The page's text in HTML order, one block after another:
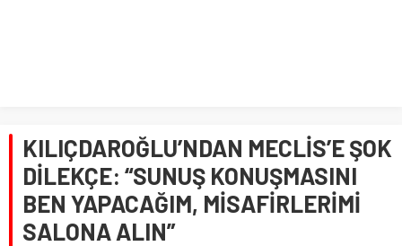
KILIÇDAROĞLU’NDAN MECLİS’E ŞOK
DİLEKÇE: “SUNUŞ KONUŞMASINI
BEN YAPACAĞIM, MİSAFİRLERİMİ
SALONA ALIN”